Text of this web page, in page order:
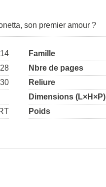
son premier amour ?
Famille
Nbre de pages
Reliure
Dimensions (L×H×P)
Poids